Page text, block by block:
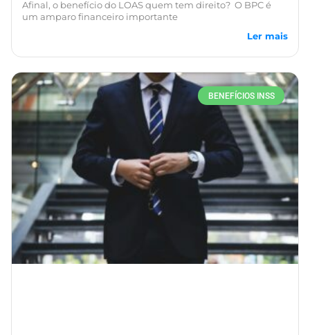
Afinal, o benefício do LOAS quem tem direito? O BPC é
um amparo financeiro importante
Ler mais
BENEFÍCIOS INSS